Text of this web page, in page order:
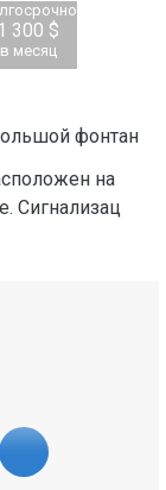
1 300 $
в месяц
фонтан
на
Сигнализац